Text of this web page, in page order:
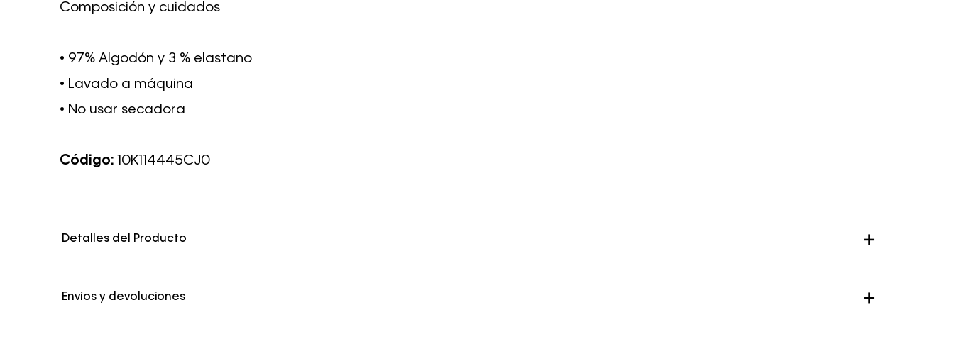
Composición y cuidados
• 97% Algodón y 3 % elastano
• Lavado a máquina
• No usar secadora
Código: 10K114445CJ0
Detalles del Producto
Color Blanco
Envíos y devoluciones